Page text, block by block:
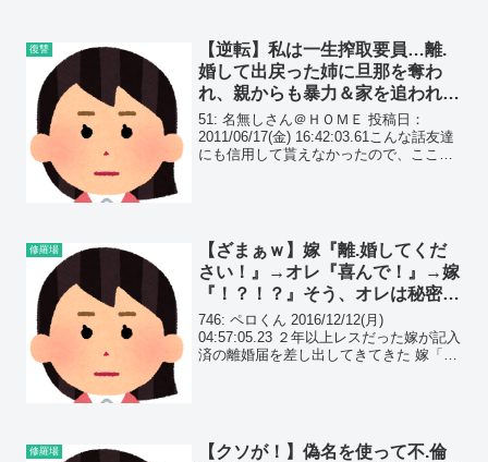
復讐
【逆転】私は一生搾取要員…離.
婚して出戻った姉に旦那を奪わ
れ、親からも暴力＆家を追われ
た。が、まさかの大逆転が…
51: 名無しさん＠ＨＯＭＥ 投稿日：
2011/06/17(金) 16:42:03.61こんな話友達
にも信用して貰えなかったので、ここで
修羅場
【ざまぁｗ】嫁『離.婚してくだ
さい！』→オレ『喜んで！』→嫁
『！？！？』そう、オレは秘密裏
に嫁の浮.気調査を進めていた…
746: ペロくん 2016/12/12(月)
04:57:05.23 ２年以上レスだった嫁が記入
済の離婚届を差し出してきてきた 嫁「別
修羅場
【クソが！】偽名を使って不.倫